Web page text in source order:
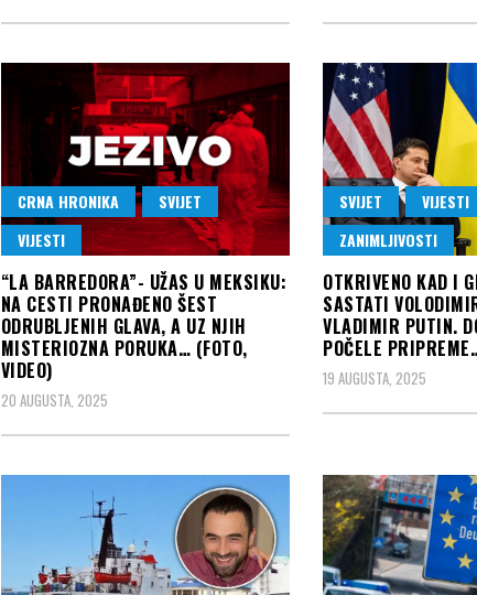
CRNA HRONIKA
SVIJET
VIJESTI
“LA BARREDORA”- UŽAS U MEKSIKU:
NA CESTI PRONAĐENO ŠEST
ODRUBLJENIH GLAVA, A UZ NJIH
MISTERIOZNA PORUKA… (FOTO,
VIDEO)
20 AUGUSTA, 2025
SVIJET
VIJESTI
ZANIMLJIVOSTI
OTKRIVENO KAD I
SASTATI
VLADIMIR PUTIN.
POČELE
19 AUGUSTA, 2025